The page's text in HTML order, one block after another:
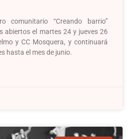
comunitario “Creando barrio”
abiertos el martes 24 y jueves 26
y CC Mosquera, y continuará
hasta el mes de junio.